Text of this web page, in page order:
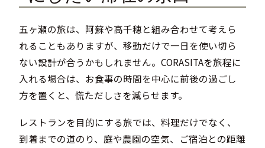
五ヶ瀬の旅は、阿蘇や高千穂と組み合わせて考えら
れることもありますが、移動だけで一日を使い切ら
ない設計が合うかもしれません。CORASITAを旅程に
入れる場合は、お食事の時間を中心に前後の過ごし
方を置くと、慌ただしさを減らせます。
レストランを目的にする旅では、料理だけでなく、
到着までの道のり、庭や農園の空気、ご宿泊との距離